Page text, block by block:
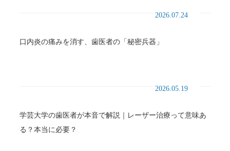
2026.07.24
口内炎の痛みを消す、歯医者の「秘密兵器」
2026.05.19
学芸大学の歯医者が本音で解説｜レーザー治療って意味あ
る？本当に必要？